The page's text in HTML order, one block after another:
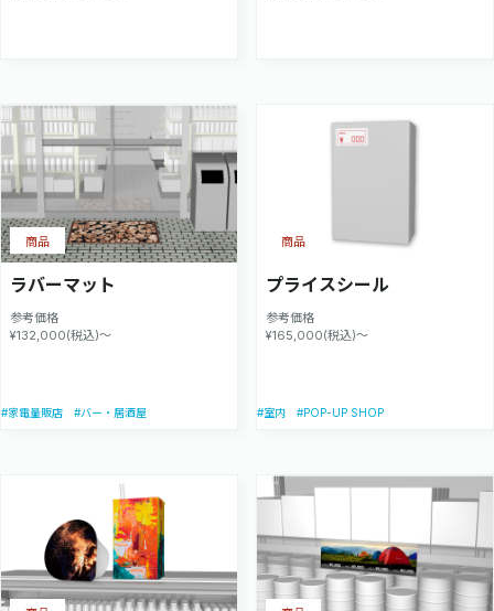
ラバーマット
参考価格
¥132,000(税込)～
商品
#家電量販店 #バー・居酒屋
プライスシール
参考価格
¥165,000(税込)～
商品
#室内 #POP-UP SHOP